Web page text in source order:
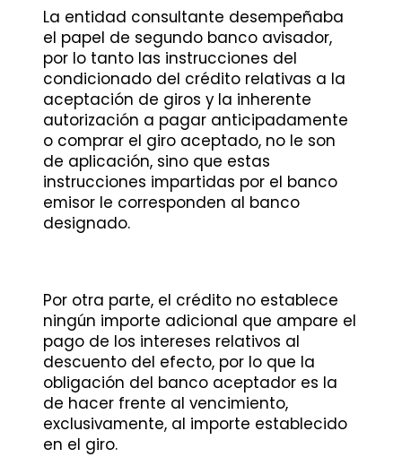
La entidad consultante desempeñaba
el papel de segundo banco avisador,
por lo tanto las instrucciones del
condicionado del crédito relativas a la
aceptación de giros y la inherente
autorización a pagar anticipadamente
o comprar el giro aceptado, no le son
de aplicación, sino que estas
instrucciones impartidas por el banco
emisor le corresponden al banco
designado.
Por otra parte, el crédito no establece
ningún importe adicional que ampare el
pago de los intereses relativos al
descuento del efecto, por lo que la
obligación del banco aceptador es la
de hacer frente al vencimiento,
exclusivamente, al importe establecido
en el giro.